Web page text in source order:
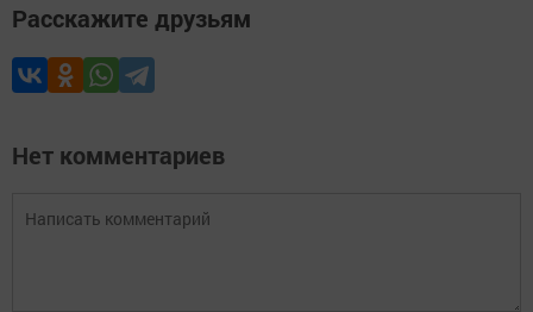
Расскажите друзьям
Нет комментариев